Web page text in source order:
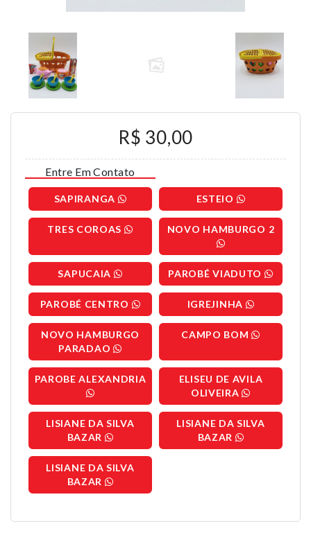
R$ 30,00
Entre Em Contato
SAPIRANGA ESTEIO
TRES COROAS NOVO HAMBURGO 2
SAPUCAIA PAROBÉ VIADUTO
PAROBÉ CENTRO IGREJINHA
NOVO HAMBURGO
PARADAO
CAMPO BOM
PAROBE ALEXANDRIA
ELISEU DE AVILA
OLIVEIRA
LISIANE DA SILVA
BAZAR
LISIANE DA SILVA
BAZAR
LISIANE DA SILVA
BAZAR